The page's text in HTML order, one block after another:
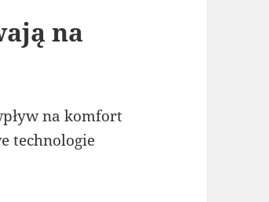
na
na komfort
technologie